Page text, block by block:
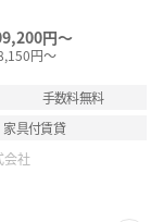
円～
円～
手数料無料
家具付賃貸
会社